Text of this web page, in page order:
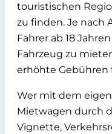
touristischen
zu finden. Je nach
Fahrer ab 18
Fahrzeug zu
erhöhte Gebühren
Wer mit dem
Mietwagen durch
Vignette,